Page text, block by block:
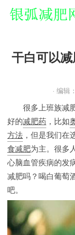
干白可以
· 编辑
很多上班族减
好的减肥药 ，比如
方法 ，但是我们在
食减肥为主。很多
心脑血管疾病的发
减肥吗？喝白葡萄
吧。